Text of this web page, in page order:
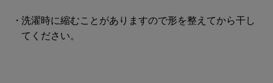
洗濯時に縮むことがありますので形を整えてから干し
てください。